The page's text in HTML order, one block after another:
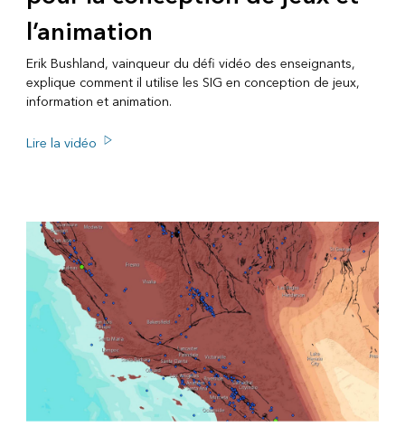
l’animation
Erik Bushland, vainqueur du défi vidéo des enseignants,
explique comment il utilise les SIG en conception de jeux,
information et animation.
Lire la vidéo